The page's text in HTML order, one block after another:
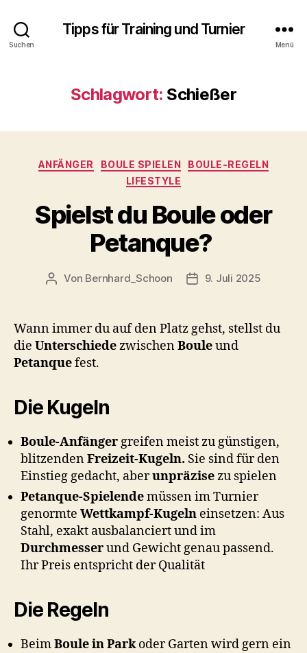
Suchen
Tipps für Training und Turnier
Menü
Schlagwort: Schießer
Kategorien
ANFÄNGER BOULE SPIELEN
BOULE-REGELN
LIFESTYLE
Spielst du Boule oder
Petanque?
Beitragsautor
Von Bernhard_Schoon 9. Juli 2025
Wann immer du auf den Platz gehst, stellst du
die UnterschiedezwischenBouleund
Petanquefest.
Die Kugeln
Boule-Anfängergreifen meist zu günstigen,
blitzendenFreizeit-Kugeln. Sie sind für den
Einstieg gedacht, aberunpräzisezu spielen
Petanque-Spielendemüssen im Turnier
genormte Wettkampf-Kugeln einsetzen: Aus
Stahl, exakt ausbalanciert und im
Durchmesserund Gewicht genau passend.
Ihr Preis entspricht der Qualität
Die Regeln
BeimBoule in Parkoder Garten wird gern ein